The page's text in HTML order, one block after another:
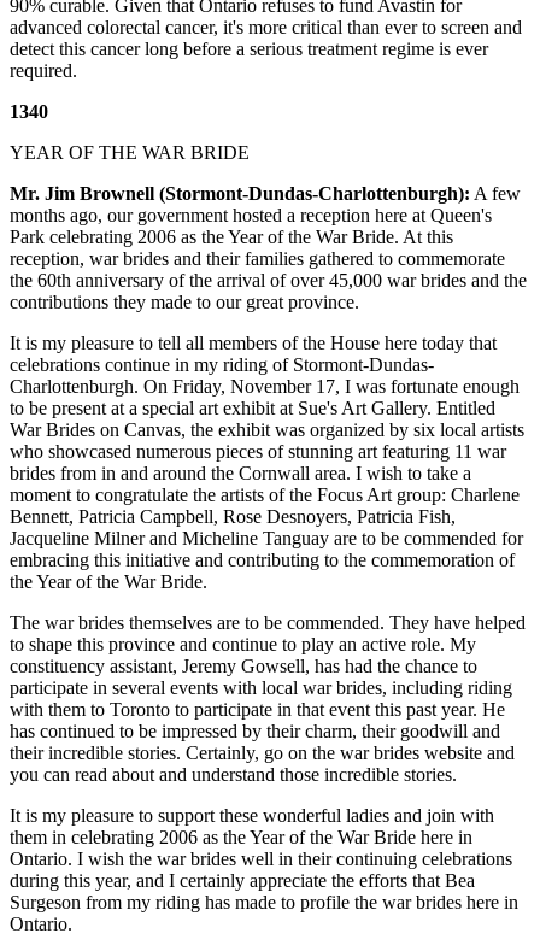
90% curable. Given that Ontario refuses to fund Avastin for
advanced colorectal cancer, it's more critical than ever to screen and
detect this cancer long before a serious treatment regime is ever
required.
1340
YEAR OF THE WAR BRIDE
Mr. Jim Brownell (Stormont-Dundas-Charlottenburgh): A few
months ago, our government hosted a reception here at Queen's
Park celebrating 2006 as the Year of the War Bride. At this
reception, war brides and their families gathered to commemorate
the 60th anniversary of the arrival of over 45,000 war brides and the
contributions they made to our great province.
It is my pleasure to tell all members of the House here today that
celebrations continue in my riding of Stormont-Dundas-
Charlottenburgh. On Friday, November 17, I was fortunate enough
to be present at a special art exhibit at Sue's Art Gallery. Entitled
War Brides on Canvas, the exhibit was organized by six local artists
who showcased numerous pieces of stunning art featuring 11 war
brides from in and around the Cornwall area. I wish to take a
moment to congratulate the artists of the Focus Art group: Charlene
Bennett, Patricia Campbell, Rose Desnoyers, Patricia Fish,
Jacqueline Milner and Micheline Tanguay are to be commended for
embracing this initiative and contributing to the commemoration of
the Year of the War Bride.
The war brides themselves are to be commended. They have helped
to shape this province and continue to play an active role. My
constituency assistant, Jeremy Gowsell, has had the chance to
participate in several events with local war brides, including riding
with them to Toronto to participate in that event this past year. He
has continued to be impressed by their charm, their goodwill and
their incredible stories. Certainly, go on the war brides website and
you can read about and understand those incredible stories.
It is my pleasure to support these wonderful ladies and join with
them in celebrating 2006 as the Year of the War Bride here in
Ontario. I wish the war brides well in their continuing celebrations
during this year, and I certainly appreciate the efforts that Bea
Surgeson from my riding has made to profile the war brides here in
Ontario.